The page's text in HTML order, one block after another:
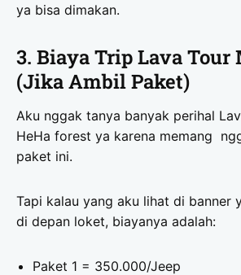
ya bisa dimakan.
3. Biaya Trip Lava Tour
(Jika Ambil Paket)
Aku nggak tanya banyak perihal
HeHa forest ya karena memang
paket ini.
Tapi kalau yang aku lihat di banner
di depan loket, biayanya adalah:
Paket 1 = 350.000/Jeep